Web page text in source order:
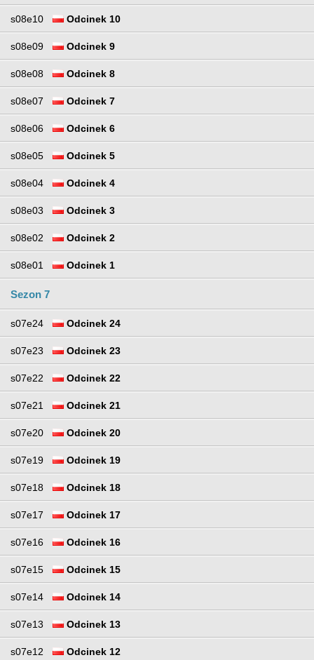
s08e10 Odcinek 10
s08e09 Odcinek 9
s08e08 Odcinek 8
s08e07 Odcinek 7
s08e06 Odcinek 6
s08e05 Odcinek 5
s08e04 Odcinek 4
s08e03 Odcinek 3
s08e02 Odcinek 2
s08e01 Odcinek 1
Sezon 7
s07e24 Odcinek 24
s07e23 Odcinek 23
s07e22 Odcinek 22
s07e21 Odcinek 21
s07e20 Odcinek 20
s07e19 Odcinek 19
s07e18 Odcinek 18
s07e17 Odcinek 17
s07e16 Odcinek 16
s07e15 Odcinek 15
s07e14 Odcinek 14
s07e13 Odcinek 13
s07e12 Odcinek 12